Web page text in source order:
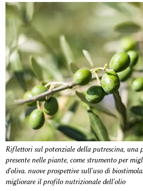
Riflettori sul potenziale della putrescina, una
presente nelle piante, come strumento per
d'oliva. nuove prospettive sull'uso di
migliorare il profilo nutrizionale dell'olio